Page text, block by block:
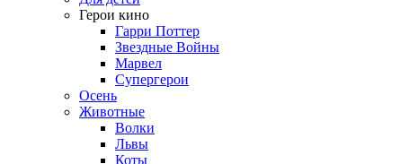
Герои кино
Гарри Поттер
Звездные Войны
Марвел
Супергерои
Осень
Животные
Волки
Львы
Коты